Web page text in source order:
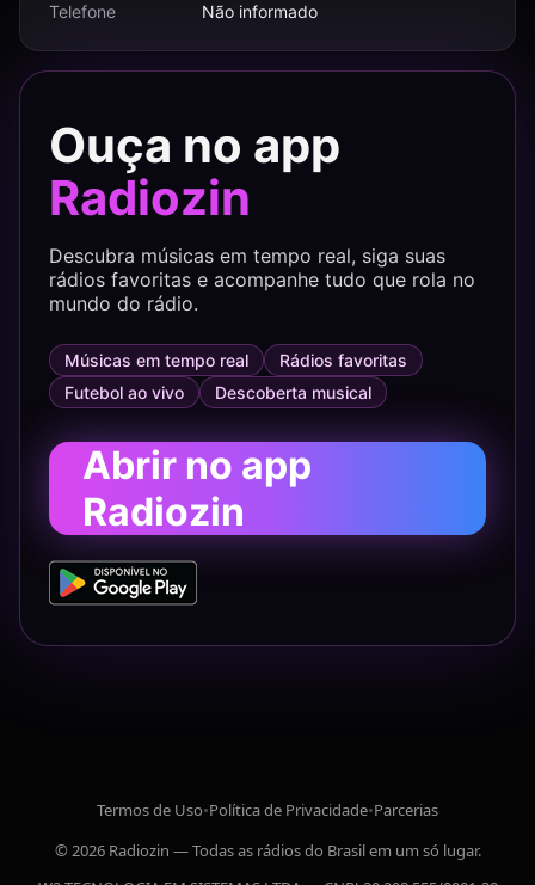
Telefone
Não informado
Ouça no app
Radiozin
Descubra músicas em tempo real, siga suas
rádios favoritas e acompanhe tudo que rola no
mundo do rádio.
Músicas em tempo real
Rádios favoritas
Futebol ao vivo
Descoberta musical
Abrir no app
Radiozin
Termos de Uso•Política de Privacidade•Parcerias
© 2026 Radiozin — Todas as rádios do Brasil em um só lugar.